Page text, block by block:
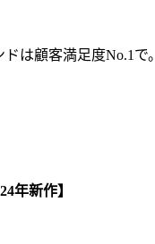
は顧客満足度No.1で。
年新作】